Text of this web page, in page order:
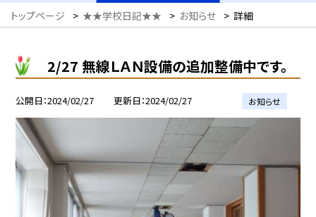
トップページ > ★★学校日記★★ > お知らせ > 詳細
2/27 無線ＬＡＮ設備の追加整備中です。
公開日 2024/02/27 更新日 2024/02/27 お知らせ